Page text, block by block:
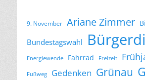
9. November Ariane Zimmer
Bundestagswahl
Energiewende Fahrrad Freizeit
Fußweg Gedenken Grünau